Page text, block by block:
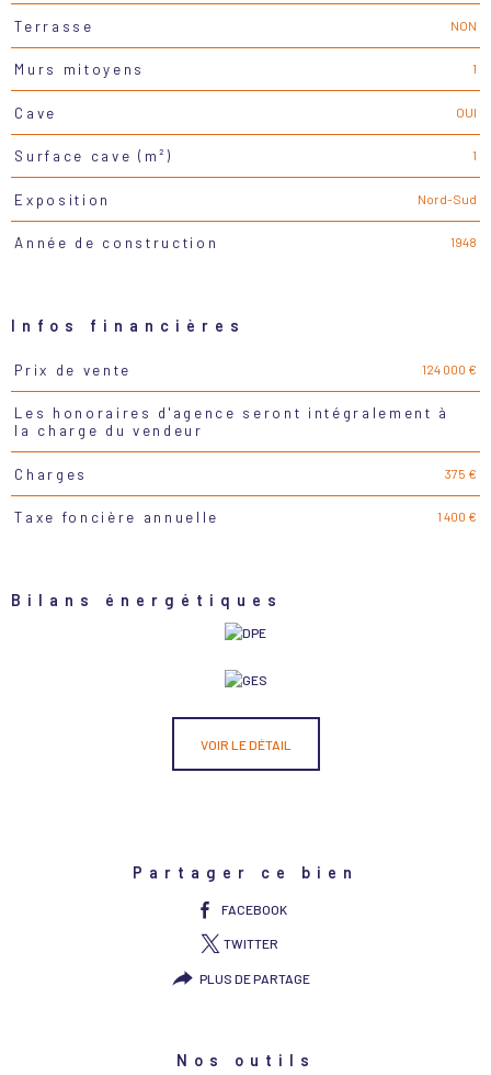
Terrasse NON
Murs mitoyens 1
Cave OUI
Surface cave (m²) 1
Exposition Nord-Sud
Année de construction 1948
Infos financières
Caractéristiques Valeurs
Prix de vente 124 000 €
Les honoraires d'agence seront intégralement à
la charge du vendeur
Charges 375 €
Taxe foncière annuelle 1 400 €
Bilans énergétiques
VOIR LE DÉTAIL
Partager ce bien
FACEBOOK
TWITTER
PLUS DE PARTAGE
Nos outils